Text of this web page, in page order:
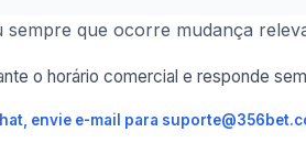
sempre que ocorre mudança
o horário comercial e responde
envie e-mail para